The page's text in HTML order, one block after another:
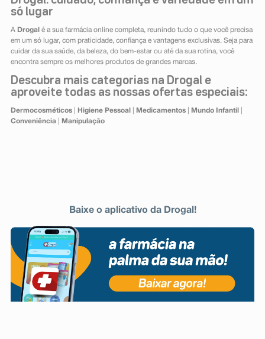
só lugar
A Drogal é a sua farmácia online completa, reunindo tudo o que você precisa
em um só lugar, com praticidade, confiança e vantagens exclusivas. Seja para
cuidar da sua saúde, da beleza, do bem-estar ou até da sua rotina, você
encontra sempre os melhores produtos de grandes marcas.
Descubra mais categorias na Drogal e
aproveite todas as nossas ofertas especiais:
Dermocosméticos| Higiene Pessoal Medicamentos| Mundo Infantil
Conveniência| Manipulação
Baixe o aplicativo da Drogal!